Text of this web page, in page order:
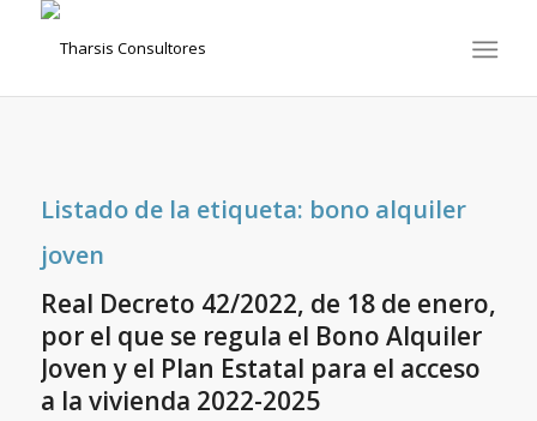
Listado de la etiqueta: bono alquiler
joven
Real Decreto 42/2022, de 18 de enero,
por el que se regula el Bono Alquiler
Joven y el Plan Estatal para el acceso
a la vivienda 2022-2025